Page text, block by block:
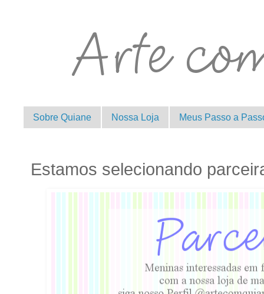
Sobre Quiane Nossa Loja Meus Passo a
Estamos selecionando